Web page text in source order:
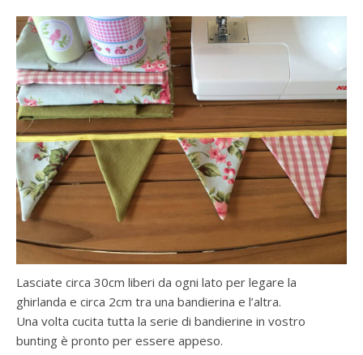
Lasciate circa 30cm liberi da ogni lato per legare la
ghirlanda e circa 2cm tra una bandierina e l’altra.
Una volta cucita tutta la serie di bandierine in vostro
bunting è pronto per essere appeso.